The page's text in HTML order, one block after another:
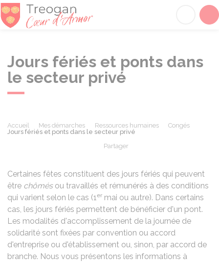
Jours fériés et ponts dans
le secteur privé
Accueil Mes démarches Ressources humaines
Congés
Jours fériés et ponts dans le secteur privé
Partager
Certaines fêtes constituent des jours fériés qui peuvent
être chômésou travaillés et rémunérés à des conditions
qui varient selon le cas (1er mai ou autre). Dans certains
cas, les jours fériés permettent de bénéficier d'un pont.
Les modalités d'accomplissement de la journée de
solidarité sont fixées par convention ou accord
d'entreprise ou d'établissement ou, sinon, par accord de
branche. Nous vous présentons les informations à